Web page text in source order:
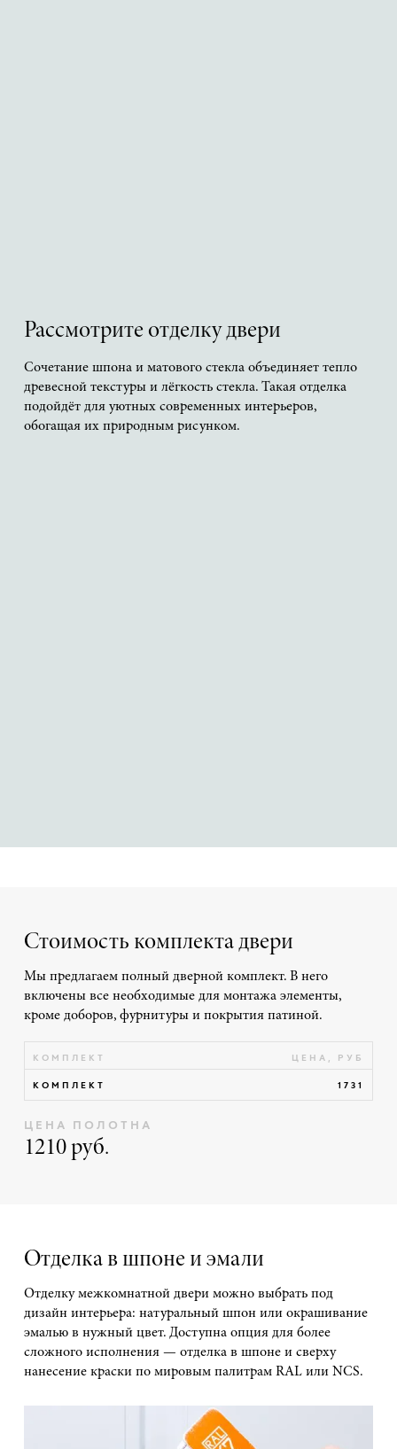
Рассмотрите отделку двери
Сочетание шпона и матового стекла объединяет тепло
древесной текстуры и лёгкость стекла. Такая отделка
подойдёт для уютных современных интерьеров,
обогащая их природным рисунком.
Стоимость комплекта двери
Мы предлагаем полный дверной комплект. В него
включены все необходимые для монтажа элементы,
кроме доборов, фурнитуры и покрытия патиной.
КОМПЛЕКТ ЦЕНА, РУБ
КОМПЛЕКТ 1731
ЦЕНА ПОЛОТНА
1210 руб.
Отделка в шпоне и эмали
Отделку межкомнатной двери можно выбрать под
дизайн интерьера: натуральный шпон или окрашивание
эмалью в нужный цвет. Доступна опция для более
сложного исполнения — отделка в шпоне и сверху
нанесение краски по мировым палитрам RAL или NCS.